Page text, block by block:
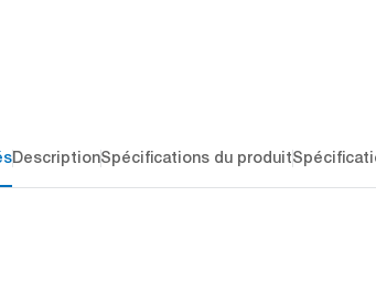
DescriptionSpécifications du produit